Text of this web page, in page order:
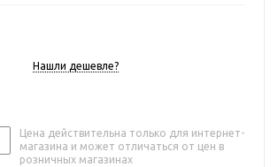
Нашли дешевле?
Цена действительна только для интернет-
магазина и может отличаться от цен в
розничных магазинах